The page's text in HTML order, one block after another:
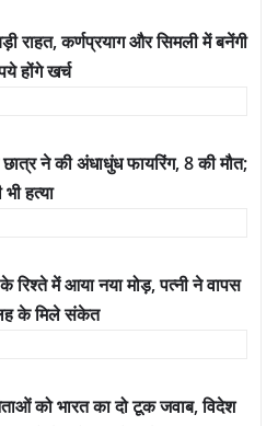
राहत, कर्णप्रयाग और सिमली में बनेंगी
होंगे खर्च
ने की अंधाधुंध फायरिंग, 8 की मौत;
हत्या
में आया नया मोड़, पत्नी ने वापस
के मिले संकेत
को भारत का दो टूक जवाब, विदेश